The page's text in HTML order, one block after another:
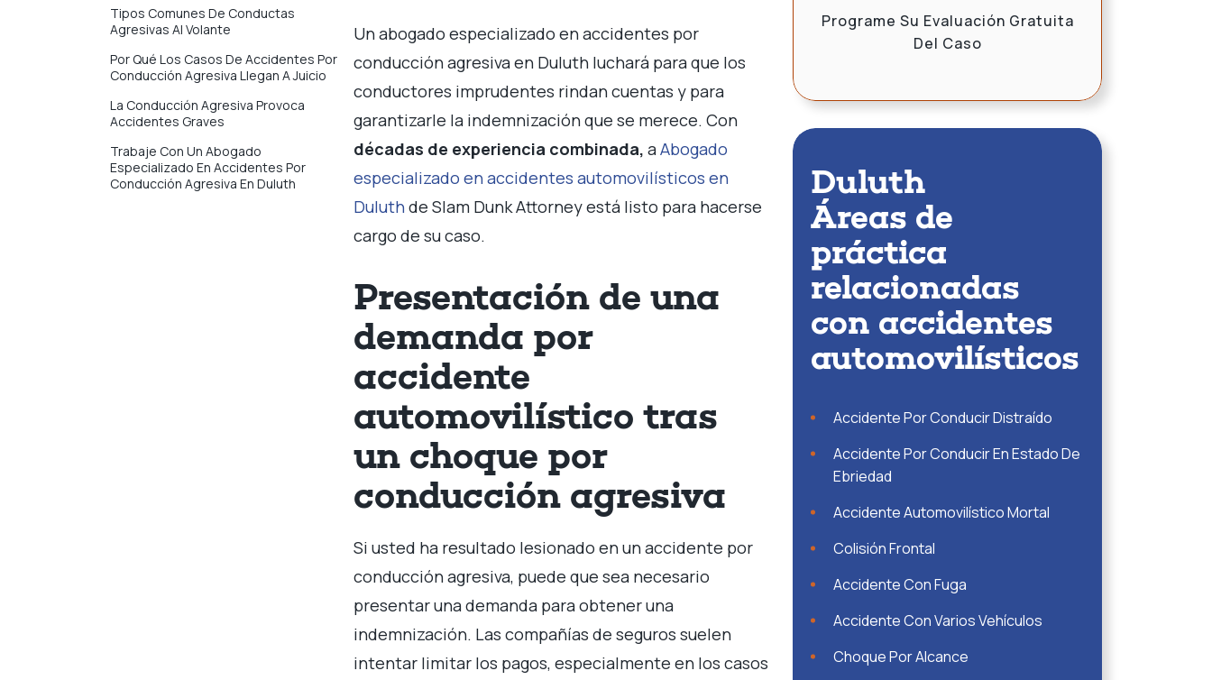
Tipos Comunes De Conductas
Agresivas Al Volante
Por Qué Los Casos De Accidentes Por
Conducción Agresiva Llegan A Juicio
La Conducción Agresiva Provoca
Accidentes Graves
Trabaje Con Un Abogado
Especializado En Accidentes Por
Conducción Agresiva En Duluth
Un abogado especializado en accidentes por
conducción agresiva en Duluth luchará para que los
conductores imprudentes rindan cuentas y para
garantizarle la indemnización que se merece. Con
décadas de experiencia combinada, aAbogado
especializado en accidentes automovilísticos en
Duluth de Slam Dunk Attorney está listo para hacerse
cargo de su caso.
Presentación de una
demanda por
accidente
automovilístico tras
un choque por
conducción agresiva
Si usted ha resultado lesionado en un accidente por
conducción agresiva, puede que sea necesario
presentar una demanda para obtener una
indemnización. Las compañías de seguros suelen
intentar limitar los pagos, especialmente en los casos
Programe Su Evaluación Gratuita
Del Caso
Duluth
Áreas de
práctica
relacionadas
con accidentes
automovilísticos
Accidente Por Conducir Distraído
Accidente Por Conducir En Estado De
Ebriedad
Accidente Automovilístico Mortal
Colisión Frontal
Accidente Con Fuga
Accidente Con Varios Vehículos
Choque Por Alcance